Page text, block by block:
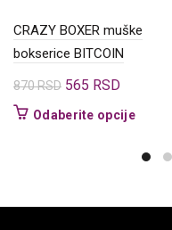
CRAZY BOXER muške
bokserice BITCOIN
870RSD Originalna
cena
565 RSDTrenutna
cena
565 RSD.
Odaberite opcijeOvaj
ima